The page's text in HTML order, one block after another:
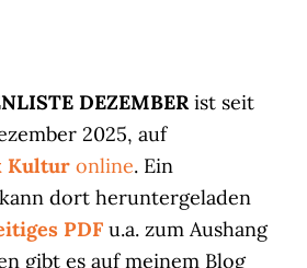
DEZEMBERist seit
2025, auf
Kultur online. Ein
dort heruntergeladen
PDF u.a. zum Aushang
gibt es auf meinem Blog